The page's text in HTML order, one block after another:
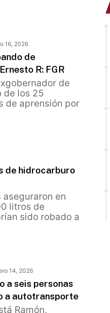
16, 2026
de
R: FGR
de
de los 25
de aprensión por
de hidrocarburo
en
litros de
sido robado a
14, 2026
a seis personas
a autotransporte
Ramón,